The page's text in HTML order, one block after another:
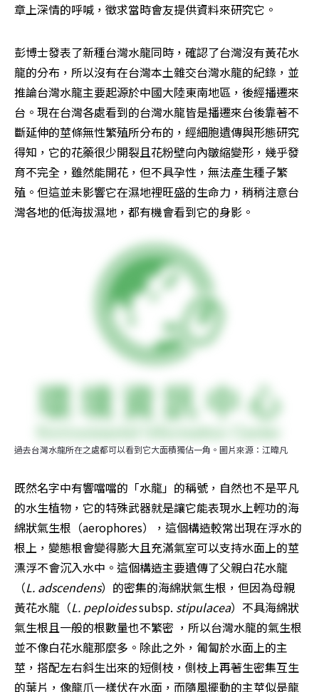
章上深情的呼喊，徵求當時會友提供資料來研究它。
彭博士發表了新種台灣水龍同時，確認了台灣沒有黃花水
龍的分布，所以沒有在台灣本土雜交台灣水龍的紀錄，並
推論台灣水龍主要起源於中國大陸東南地區，後經播遷來
台。現在台灣各處看到的台灣水龍皆是播遷來台後靠著不
斷延伸的莖條無性繁殖所分布的，經細胞遺傳與形態研究
得知，它的花藥很少開裂且花粉壁向內皺縮變形，幾乎發
育不完全，雖然能開花，但不具孕性，無法產生種子繁
殖。但這並未影響它在濕地裡旺盛的生命力，稍稍注意台
灣各地的低海拔濕地，都有機會看到它的身影。
過去台灣水龍所在之處都可以看到它大面積獨佔一角。圖片來源：江暐凡
既然名字中有響噹噹的「水龍」的稱號，自然也不是平凡
的水生植物，它的特殊武器就是讓它能表現水上輕功的海
綿狀氣生根（aerophores），這個構造較常出現在浮水的
根上，變態根會變得膨大且充滿氣室可以支持水面上的莖
漂浮不會沉入水中。這個構造主要遺傳了父親白花水龍
（L. adscendens）的密集的海綿狀氣生根，但因為母親
黃花水龍（L. peploides subsp. stipulacea）不具海綿狀
氣生根且一般的根數量也不繁密 ，所以台灣水龍的氣生根
並不像白花水龍那麼多。除此之外，匍匐於水面上的主
莖，搭配左右斜生出來的短側枝，側枝上再著生密集互生
的葉片，像龍爪一樣伏在水面，而隨風擺動的主莖似是龍